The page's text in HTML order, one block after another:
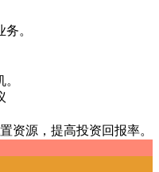
。
源，提高投资回报率。